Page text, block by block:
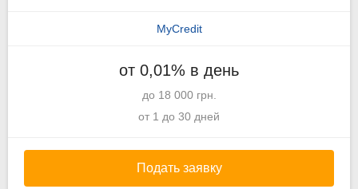
MyCredit
от 0,01% в день
до 18 000 грн.
от 1 до 30 дней
Подать заявку